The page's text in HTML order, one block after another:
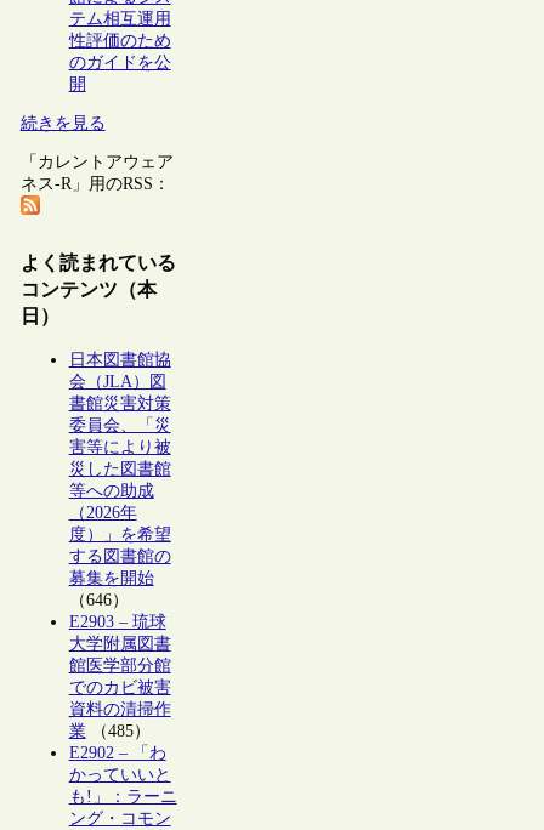
テム相互運用
性評価のため
のガイドを公
開
続きを見る
「カレントアウェア
ネス-R」用のRSS：
よく読まれている
コンテンツ（本
日）
日本図書館協
会（JLA）図
書館災害対策
委員会、「災
害等により被
災した図書館
等への助成
（2026年
度）」を希望
する図書館の
募集を開始
（646）
E2903 – 琉球
大学附属図書
館医学部分館
でのカビ被害
資料の清掃作
業（485）
E2902 – 「わ
かっていいと
も!」：ラーニ
ング・コモン